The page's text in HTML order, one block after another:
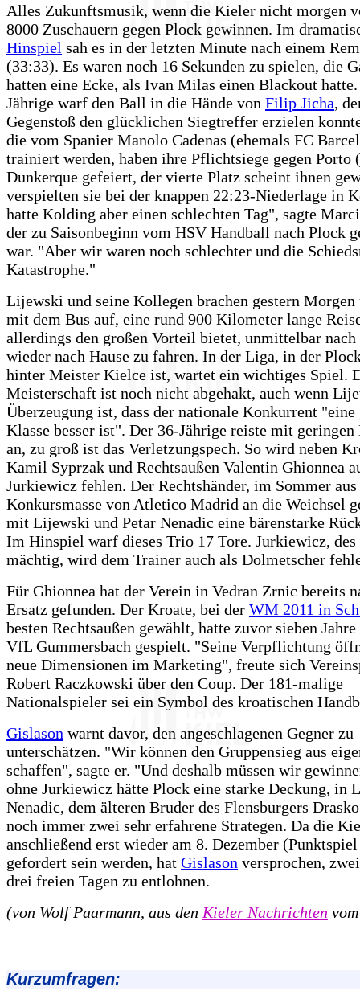
Alles Zukunftsmusik, wenn die Kieler nicht morgen
8000 Zuschauern gegen Plock gewinnen. Im
Hinspiel sah es in der letzten Minute nach einem
(33:33). Es waren noch 16 Sekunden zu spielen, die
hatten eine Ecke, als Ivan Milas einen Blackout
Jährige warf den Ball in die Hände von Filip Jicha,
Gegenstoß den glücklichen Siegtreffer erzielen
die vom Spanier Manolo Cadenas (ehemals FC
trainiert werden, haben ihre Pflichtsiege gegen Porto
Dunkerque gefeiert, der vierte Platz scheint ihnen
verspielten sie bei der knappen 22:23-Niederlage in
hatte Kolding aber einen schlechten Tag", sagte
der zu Saisonbeginn vom HSV Handball nach Plock
war. "Aber wir waren noch schlechter und die
Katastrophe."
Lijewski und seine Kollegen brachen gestern
mit dem Bus auf, eine rund 900 Kilometer lange
allerdings den großen Vorteil bietet, unmittelbar
wieder nach Hause zu fahren. In der Liga, in der
hinter Meister Kielce ist, wartet ein wichtiges Spiel.
Meisterschaft ist noch nicht abgehakt, auch wenn
Überzeugung ist, dass der nationale Konkurrent "eine
Klasse besser ist". Der 36-Jährige reiste mit
an, zu groß ist das Verletzungspech. So wird neben
Kamil Syprzak und Rechtsaußen Valentin Ghionnea
Jurkiewicz fehlen. Der Rechtshänder, im Sommer aus
Konkursmasse von Atletico Madrid an die Weichsel
mit Lijewski und Petar Nenadic eine bärenstarke
Im Hinspiel warf dieses Trio 17 Tore. Jurkiewicz, des
mächtig, wird dem Trainer auch als Dolmetscher
Für Ghionnea hat der Verein in Vedran Zrnic bereits
Ersatz gefunden. Der Kroate, bei der WM 2011 in
besten Rechtsaußen gewählt, hatte zuvor sieben
VfL Gummersbach gespielt. "Seine Verpflichtung
neue Dimensionen im Marketing", freute sich
Robert Raczkowski über den Coup. Der 181-malige
Nationalspieler sei ein Symbol des kroatischen
Gislason warnt davor, den angeschlagenen Gegner zu
unterschätzen. "Wir können den Gruppensieg aus
schaffen", sagte er. "Und deshalb müssen wir
ohne Jurkiewicz hätte Plock eine starke Deckung, in
Nenadic, dem älteren Bruder des Flensburgers
noch immer zwei sehr erfahrene Strategen. Da die
anschließend erst wieder am 8. Dezember
gefordert sein werden, hat Gislason versprochen,
drei freien Tagen zu entlohnen.
(von Wolf Paarmann, aus den Kieler Nachrichten
Kurzumfragen: